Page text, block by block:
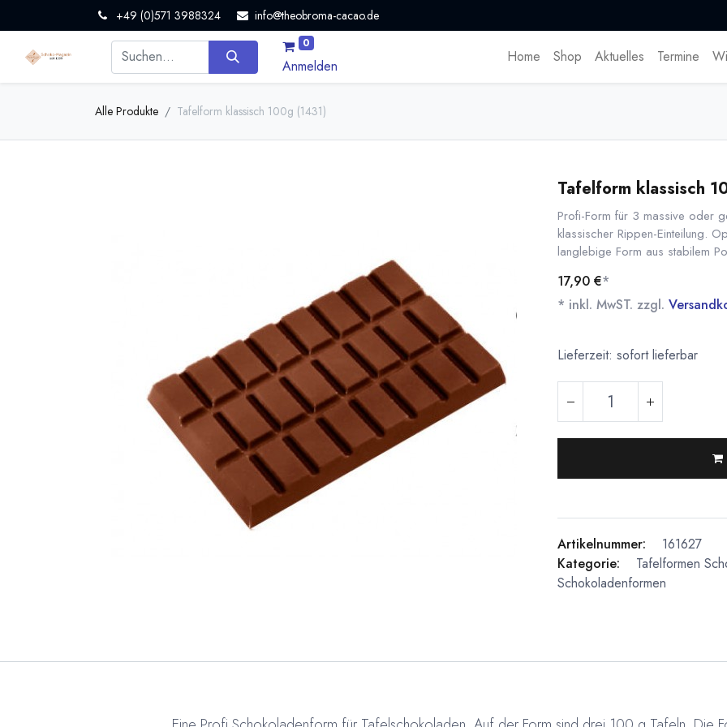
+49 (0)571 3988324 info@theobroma-cacao.de
0
Anmelden
Home Shop Aktuelles Termine
Alle Produkte Tafelform klassisch 100g (1431)
Tafelform klassisch
Profi-Form für 3 massive oder
klassischer Rippen-Einteilung.
langlebige Form aus stabilem
17,90 €*
* inkl. MwST. zzgl.
Lieferzeit: sofort lieferbar
Artikelnummer:
161627
Kategorie:
Tafelformen
Schokoladenformen